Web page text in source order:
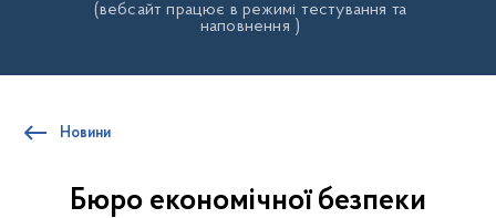
(вебсайт працює в режимі тестування та
наповнення )
Новини
Бюро економічної безпеки